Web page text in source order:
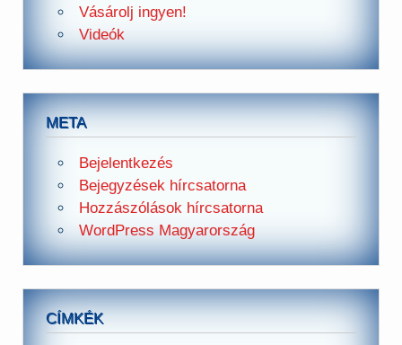
Vásárolj ingyen!
Videók
META
Bejelentkezés
Bejegyzések hírcsatorna
Hozzászólások hírcsatorna
WordPress Magyarország
CÍMKÉK